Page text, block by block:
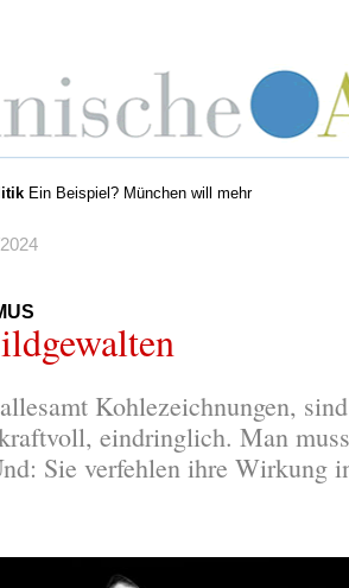
Ein Beispiel? München will mehr
Kohlezeichnungen, sind
eindringlich. Man muss
Sie verfehlen ihre Wirkung